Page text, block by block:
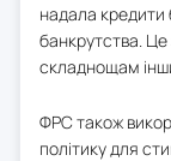
надала кредити
банкрутства. Це
складнощам
ФРС також
політику для